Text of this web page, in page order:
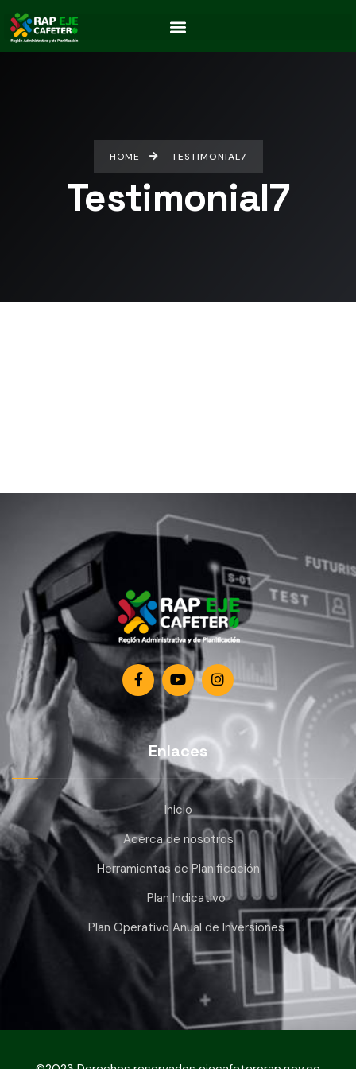
HOME TESTIMONIAL7
Testimonial7
Enlaces
Inicio
Acerca de nosotros
Herramientas de Planificación
Plan Indicativo
Plan Operativo Anual de Inversiones